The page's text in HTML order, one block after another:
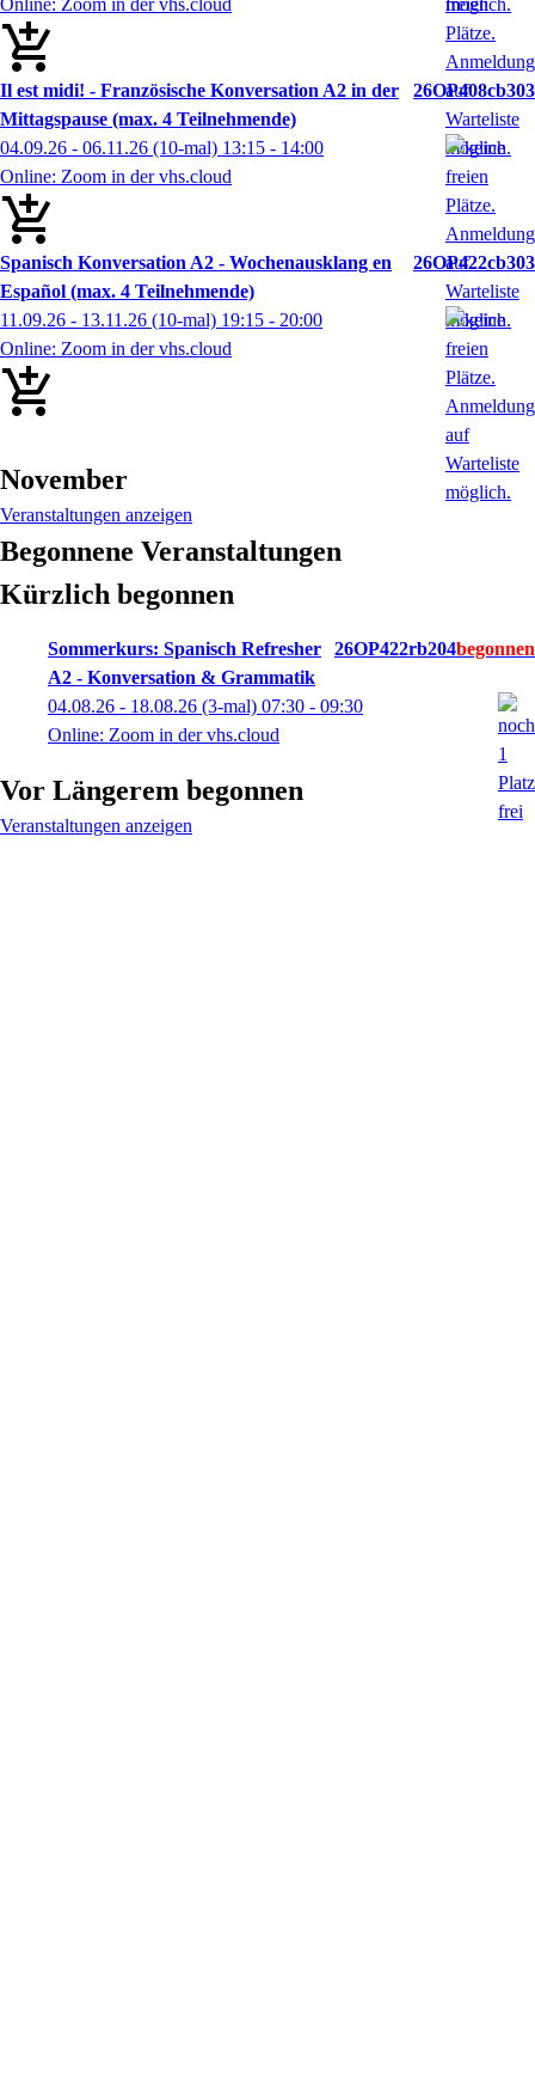
Online: Zoom in der vhs.cloud
Il est midi! - Französische Konversation A2 in der
Mittagspause (max. 4 Teilnehmende)
26OP408cb303
04.09.26 - 06.11.26 (10-mal) 13:15 - 14:00
Online: Zoom in der vhs.cloud
Spanisch Konversation A2 - Wochenausklang en
Español (max. 4 Teilnehmende)
26OP422cb303
11.09.26 - 13.11.26 (10-mal) 19:15 - 20:00
Online: Zoom in der vhs.cloud
November
Veranstaltungen anzeigen
Begonnene Veranstaltungen
Kürzlich begonnen
Sommerkurs: Spanisch Refresher
A2 - Konversation & Grammatik
26OP422rb204
04.08.26 - 18.08.26 (3-mal) 07:30 - 09:30
Online: Zoom in der vhs.cloud
Vor Längerem begonnen
Veranstaltungen anzeigen